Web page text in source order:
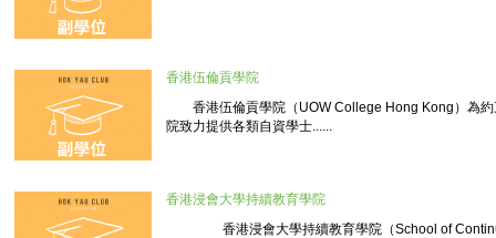
香港伍倫貢學院
香港伍倫貢學院（UOW College Hong Kong）為約
院致力提供各類自資學士......
香港浸會大學持續教育學院
香港浸會大學持續教育學院（School of